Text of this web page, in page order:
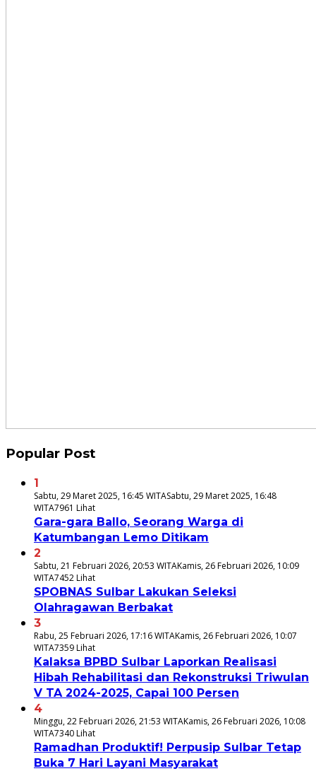
Popular Post
1
Sabtu, 29 Maret 2025, 16:45 WITASabtu, 29 Maret 2025, 16:48
WITA7961 Lihat
Gara-gara Ballo, Seorang Warga di
Katumbangan Lemo Ditikam
2
Sabtu, 21 Februari 2026, 20:53 WITAKamis, 26 Februari 2026, 10:09
WITA7452 Lihat
SPOBNAS Sulbar Lakukan Seleksi
Olahragawan Berbakat
3
Rabu, 25 Februari 2026, 17:16 WITAKamis, 26 Februari 2026, 10:07
WITA7359 Lihat
Kalaksa BPBD Sulbar Laporkan Realisasi
Hibah Rehabilitasi dan Rekonstruksi Triwulan
V TA 2024-2025, Capai 100 Persen
4
Minggu, 22 Februari 2026, 21:53 WITAKamis, 26 Februari 2026, 10:08
WITA7340 Lihat
Ramadhan Produktif! Perpusip Sulbar Tetap
Buka 7 Hari Layani Masyarakat